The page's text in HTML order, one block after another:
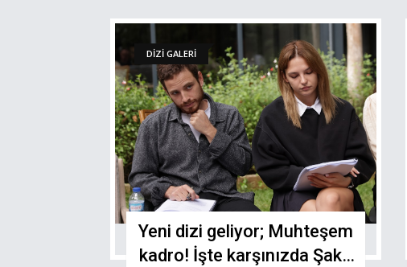
DİZİ GALERİ
Yeni dizi geliyor; Muhteşem
kadro! İşte karşınızda Şakir